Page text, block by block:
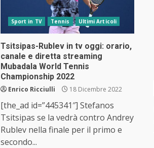
Sport in TV Tennis Ultimi Articoli
Tsitsipas-Rublev in tv oggi: orario,
canale e diretta streaming
Mubadala World Tennis
Championship 2022
Enrico Ricciulli 18 Dicembre 2022
[the_ad id=”445341″] Stefanos
Tsitsipas se la vedrà contro Andrey
Rublev nella finale per il primo e
secondo...